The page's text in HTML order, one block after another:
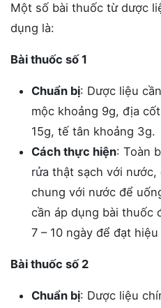
Một số bài thuốc từ dược
dụng là:
Bài thuốc số 1
Chuẩn bị: Dược liệu
mộc khoảng 9g, địa
15g, tế tân khoảng 3g.
Cách thực hiện: Toàn
rửa thật sạch với
chung với nước để
cần áp dụng bài thuốc
7 – 10 ngày để đạt
Bài thuốc số 2
Chuẩn bị: Dược liệu